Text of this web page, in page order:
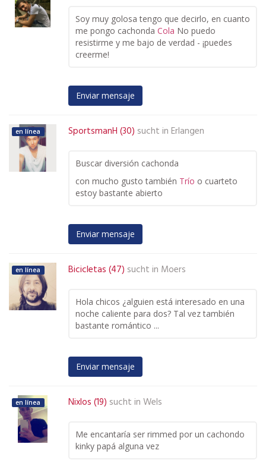
Soy muy golosa tengo que decirlo, en cuanto
me pongo cachonda Cola No puedo
resistirme y me bajo de verdad - ¡puedes
creerme!
Enviar mensaje
en línea SportsmanH (30) sucht in Erlangen
Buscar diversión cachonda
con mucho gusto también Trío o cuarteto
estoy bastante abierto
Enviar mensaje
en línea Bicicletas (47) sucht in Moers
Hola chicos ¿alguien está interesado en una
noche caliente para dos? Tal vez también
bastante romántico ...
Enviar mensaje
en línea Nixlos (19) sucht in Wels
Me encantaría ser rimmed por un cachondo
kinky papá alguna vez